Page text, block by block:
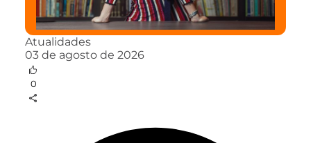
Atualidades
03 de agosto de 2026
0